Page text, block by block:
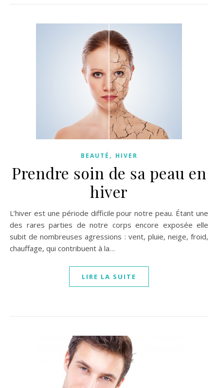
BEAUTÉ , HIVER
Prendre soin de sa peau en
hiver
L’hiver est une période difficile pour notre peau. Étant une
des rares parties de notre corps encore exposée elle
subit de nombreuses agressions : vent, pluie, neige, froid,
chauffage, qui contribuent à la…
LIRE LA SUITE